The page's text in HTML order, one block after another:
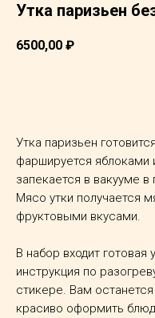
Утка паризьен
6500,00 ₽
Утка паризьен
фаршируется яблоками
запекается в вакууме в
Мясо утки получается
фруктовыми вкусами.
В набор входит готовая
инструкция по
стикере. Вам
красиво оформить